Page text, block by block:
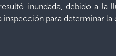
inundada, debido a
para determinar la